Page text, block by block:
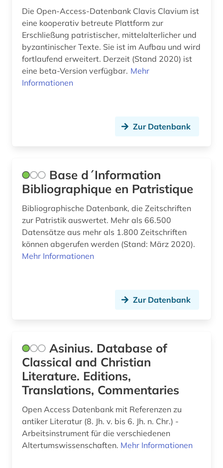
Die Open-Access-Datenbank Clavis Clavium ist
eine kooperativ betreute Plattform zur
Erschließung patristischer, mittelalterlicher und
byzantinischer Texte. Sie ist im Aufbau und wird
fortlaufend erweitert. Derzeit (Stand 2020) ist
eine beta-Version verfügbar. Mehr
Informationen
Zur Datenbank
Base d´Information
Bibliographique en Patristique
Bibliographische Datenbank, die Zeitschriften
zur Patristik auswertet. Mehr als 66.500
Datensätze aus mehr als 1.800 Zeitschriften
können abgerufen werden (Stand: März 2020).
Mehr Informationen
Zur Datenbank
Asinius. Database of
Classical and Christian
Literature. Editions,
Translations, Commentaries
Open Access Datenbank mit Referenzen zu
antiker Literatur (8. Jh. v. bis 6. Jh. n. Chr.) -
Arbeitsinstrument für die verschiedenen
Altertumswissenschaften. Mehr Informationen